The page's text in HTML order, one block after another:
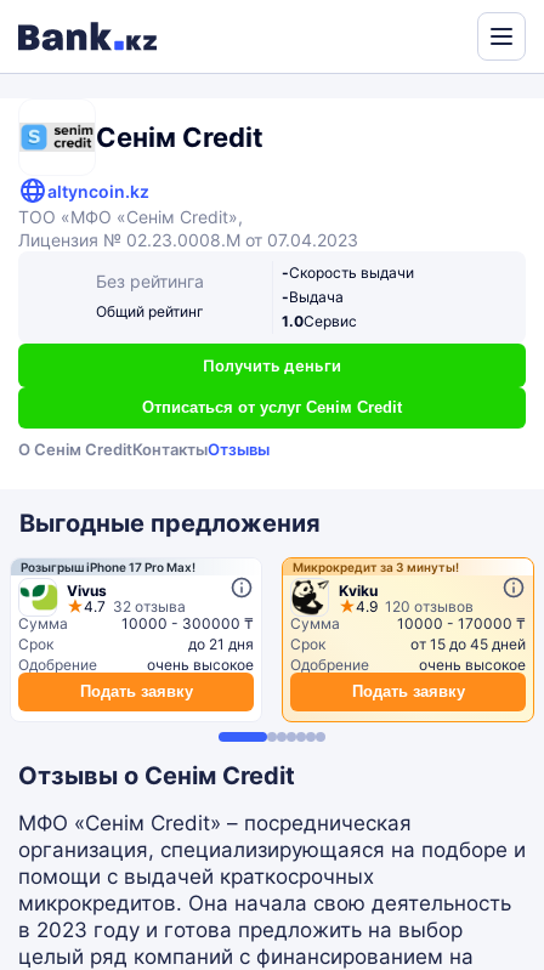
Сенім Credit
altyncoin.kz
ТОО «МФО «Сенім Credit»,
Лицензия № 02.23.0008.M от 07.04.2023
Без рейтинга
Общий рейтинг
-Скорость выдачи
-Выдача
1.0Сервис
Получить деньги
Отписаться от услуг Сенім Credit
О Сенім CreditКонтактыОтзывы
Выгодные предложения
Розыгрыш iPhone 17 Pro Max!
Vivus
4.7 32 отзыва
Сумма
10000 - 300000 ₸
Срок
до 21 дня
Одобрение
очень высокое
Подать заявку
Микрокредит за 3 минуты!
Kviku
4.9 120 отзывов
Сумма
10000 - 170000 ₸
Срок
от 15 до 45 дней
Одобрение
очень высокое
Подать заявку
Отзывы о Сенім Credit
МФО «Сенім Credit» – посредническая
организация, специализирующаяся на подборе и
помощи с выдачей краткосрочных
микрокредитов. Она начала свою деятельность
в 2023 году и готова предложить на выбор
целый ряд компаний с финансированием на